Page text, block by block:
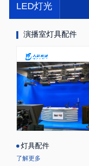
LED灯光
演播室灯具配件
灯具配件
了解更多